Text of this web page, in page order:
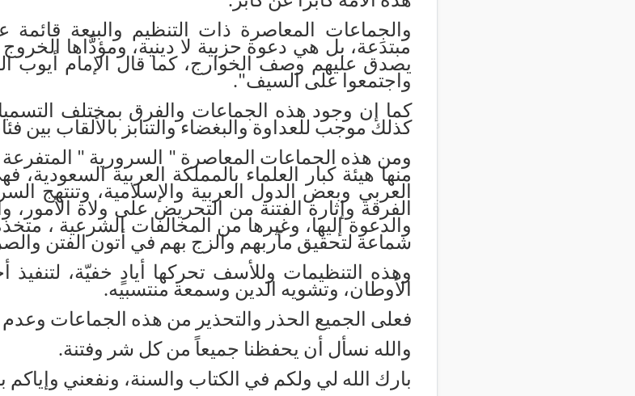
والجماعات المعاصرة ذات التنظيم والبيعة
مبتدَعة، بل هي دعوة حزبية لا دينية، ومؤدَّاها
يصدق عليهم وصف الخوارج، كما قال الإمام أيوب
واجتمعوا على السيف".
كما إن وجود هذه الجماعات والفرق بمختلف
كذلك موجب للعداوة والبغضاء والتنابز بالألقاب بين
ومن هذه الجماعات المعاصرة " السرورية "
منها هيئة كبار العلماء بالمملكة العربية السعودية، ف
العربي وبعض الدول العربية والإسلامية، وتنتهج
الفرقة وإثارة الفتنة من التحريض على ولاة الأمور،
والدعوة إليها، وغيرها من المخالفات الشرعية ،
شماعة لتحقيق مآربهم والزج بهم في أتون الفتن
وهذه التنظيمات وللأسف تحركها أيادٍ خفيّة، لتنفيذ
الأوطان، وتشويه الدين وسمعة منتسبيه.
فعلى الجميع الحذر والتحذير من هذه الجماعات وعدم
والله نسأل أن يحفظنا جميعاً من كل شر وفتنة.
بارك الله لي ولكم في الكتاب والسنة، ونفعني وإياكم